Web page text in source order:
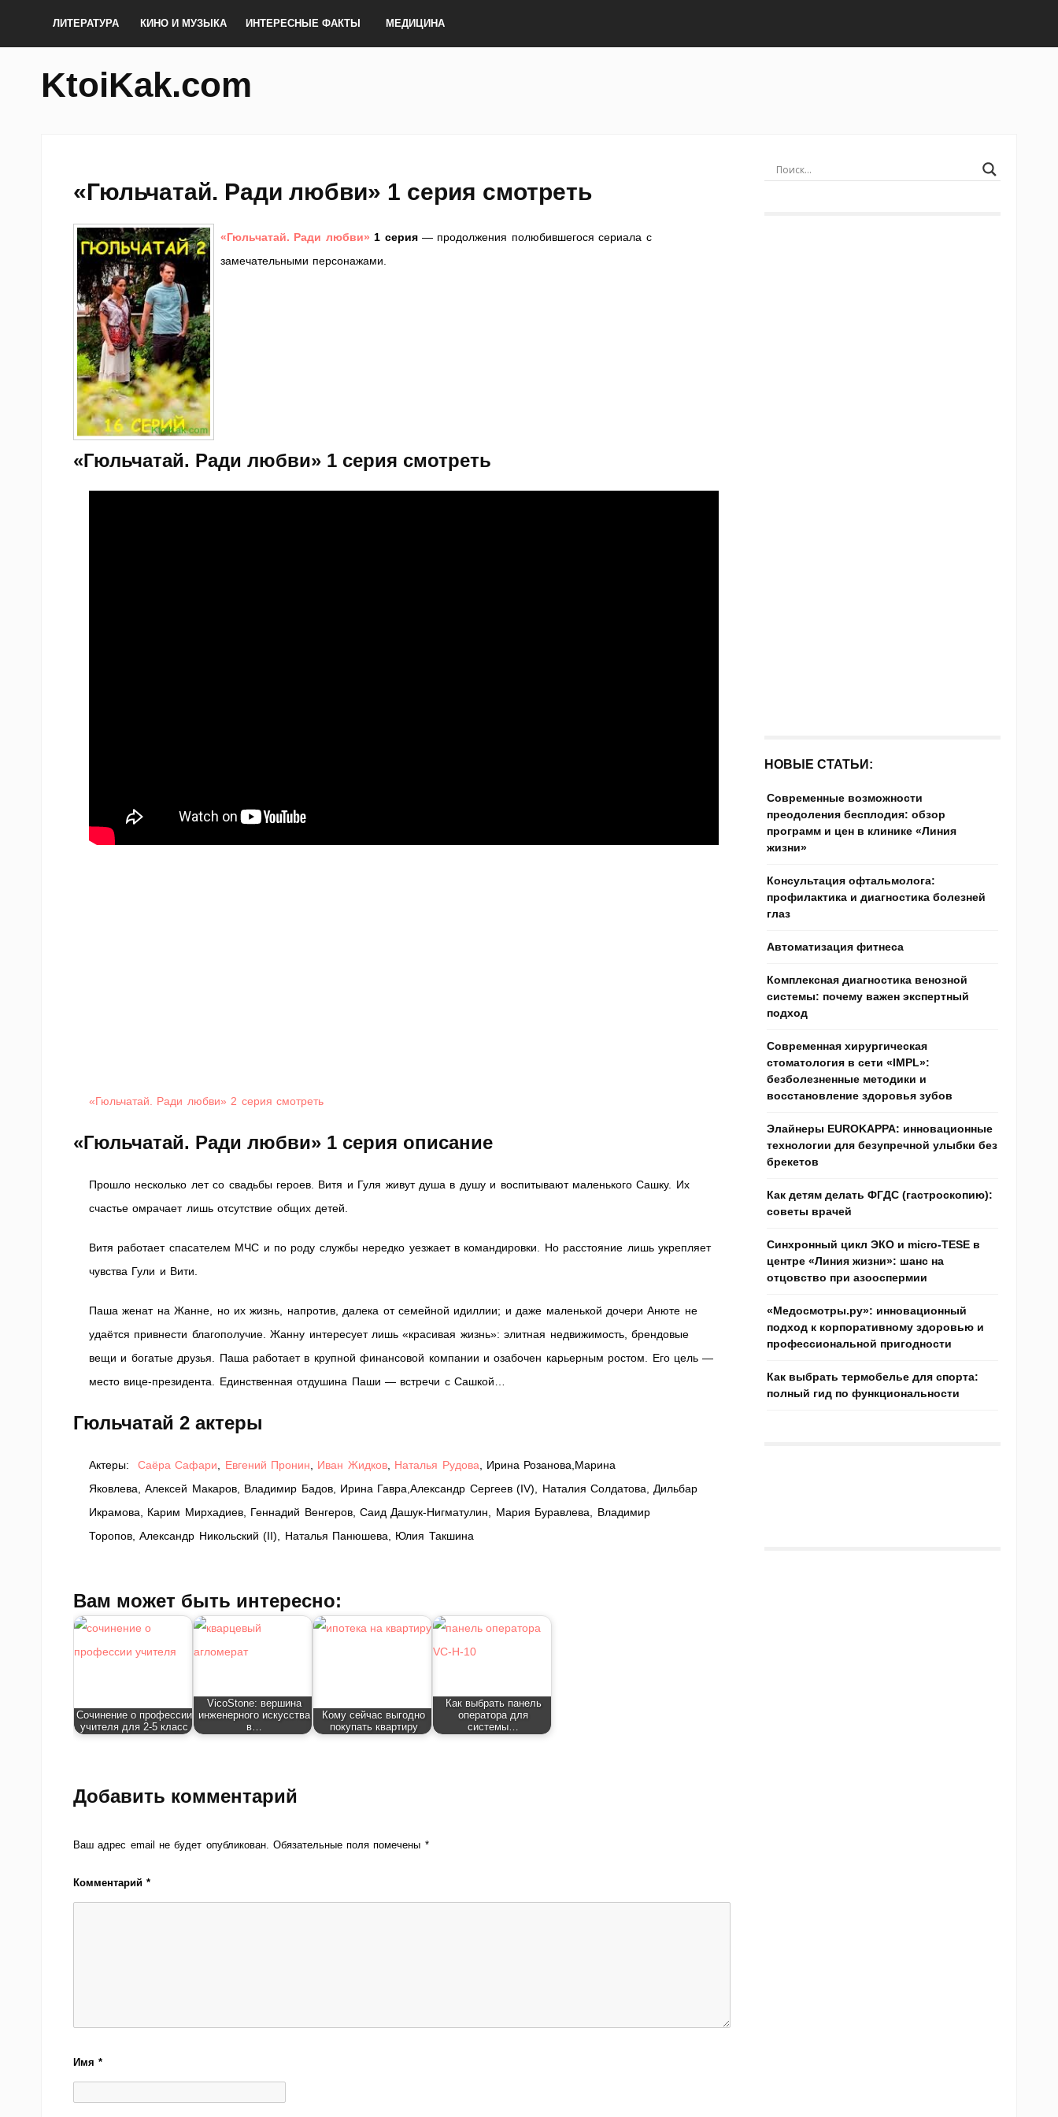
ЛИТЕРАТУРА КИНО И МУЗЫКА ИНТЕРЕСНЫЕ ФАКТЫ МЕДИЦИНА
KtoiKak.com
«Гюльчатай. Ради любви» 1 серия смотреть
«Гюльчатай. Ради любви» 1 серия— продолжения полюбившегося сериала с
замечательными персонажами.
«Гюльчатай. Ради любви» 1 серия смотреть
«Гюльчатай. Ради любви» 2 серия смотреть
«Гюльчатай. Ради любви» 1 серия описание
Прошло несколько лет со свадьбы героев. Витя и Гуля живут душа в душу и воспитывают маленького Сашку. Их
счастье омрачает лишь отсутствие общих детей.
Витя работает спасателем МЧС и по роду службы нередко уезжает в командировки. Но расстояние лишь укрепляет
чувства Гули и Вити.
Паша женат на Жанне, но их жизнь, напротив, далека от семейной идиллии; и даже маленькой дочери Анюте не
удаётся привнести благополучие. Жанну интересует лишь «красивая жизнь»: элитная недвижимость, брендовые
вещи и богатые друзья. Паша работает в крупной финансовой компании и озабочен карьерным ростом. Его цель —
место вице-президента. Единственная отдушина Паши — встречи с Сашкой…
Гюльчатай 2 актеры
Актеры: Саёра Сафари, Евгений Пронин, Иван Жидков, Наталья Рудова, Ирина Розанова,Марина
Яковлева, Алексей Макаров, Владимир Бадов, Ирина Гавра,Александр Сергеев (IV), Наталия Солдатова, Дильбар
Икрамова, Карим Мирхадиев, Геннадий Венгеров, Саид Дашук-Нигматулин, Мария Буравлева, Владимир
Торопов, Александр Никольский (II), Наталья Панюшева, Юлия Такшина
Вам может быть интересно:
Сочинение о профессии
учителя для 2-5 класс
VicoStone: вершина
инженерного искусства
в…
Кому сейчас выгодно
покупать квартиру
Как выбрать панель
оператора для
системы…
Добавить комментарий
Ваш адрес email не будет опубликован. Обязательные поля помечены *
Комментарий*
Имя*
НОВЫЕ СТАТЬИ:
Современные возможности
преодоления бесплодия: обзор
программ и цен в клинике «Линия
жизни»
Консультация офтальмолога:
профилактика и диагностика болезней
глаз
Автоматизация фитнеса
Комплексная диагностика венозной
системы: почему важен экспертный
подход
Современная хирургическая
стоматология в сети «IMPL»:
безболезненные методики и
восстановление здоровья зубов
Элайнеры EUROKAPPA: инновационные
технологии для безупречной улыбки без
брекетов
Как детям делать ФГДС (гастроскопию):
советы врачей
Синхронный цикл ЭКО и micro-TESE в
центре «Линия жизни»: шанс на
отцовство при азооспермии
«Медосмотры.ру»: инновационный
подход к корпоративному здоровью и
профессиональной пригодности
Как выбрать термобелье для спорта:
полный гид по функциональности